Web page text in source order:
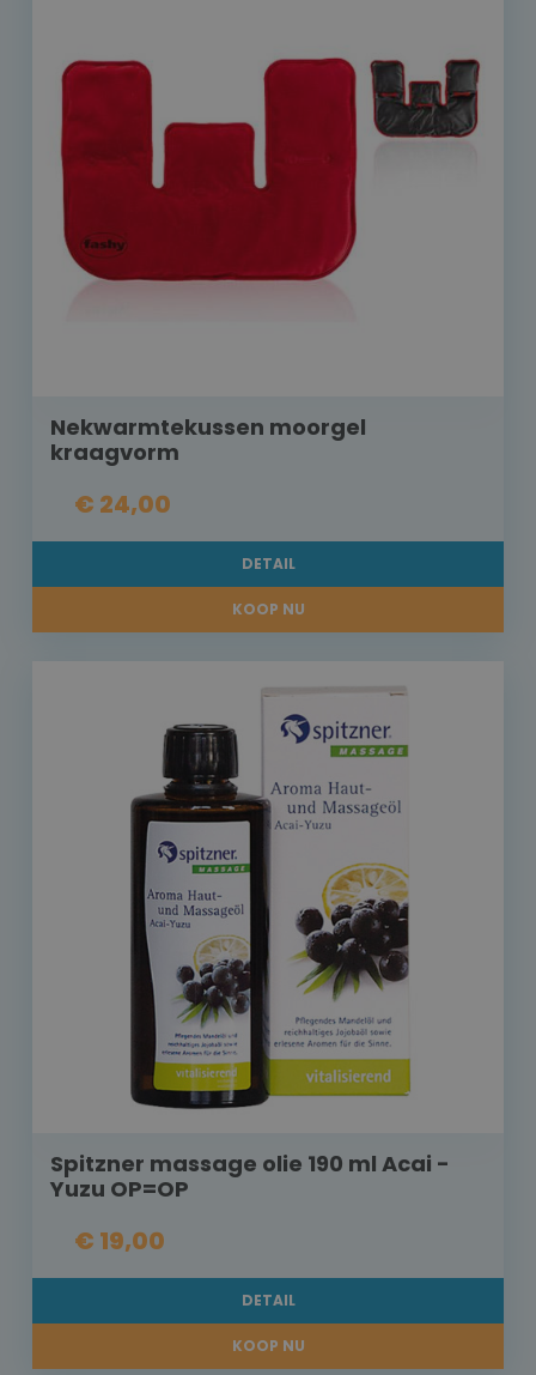
Nekwarmtekussen moorgel
kraagvorm
€ 24,00
DETAIL
KOOP NU
Spitzner massage olie 190 ml Acai -
Yuzu OP=OP
€ 19,00
DETAIL
KOOP NU